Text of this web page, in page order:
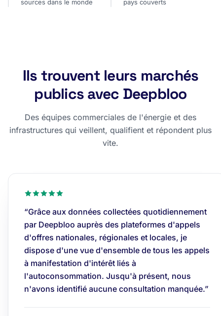
sources dans le monde pays couverts
Ils trouvent leurs marchés
publics avec Deepbloo
Des équipes commerciales de l'énergie et des
infrastructures qui veillent, qualifient et répondent plus
vite.
“Grâce aux données collectées quotidiennement
par Deepbloo auprès des plateformes d'appels
d'offres nationales, régionales et locales, je
dispose d'une vue d'ensemble de tous les appels
à manifestation d'intérêt liés à
l'autoconsommation. Jusqu'à présent, nous
n'avons identifié aucune consultation manquée.”